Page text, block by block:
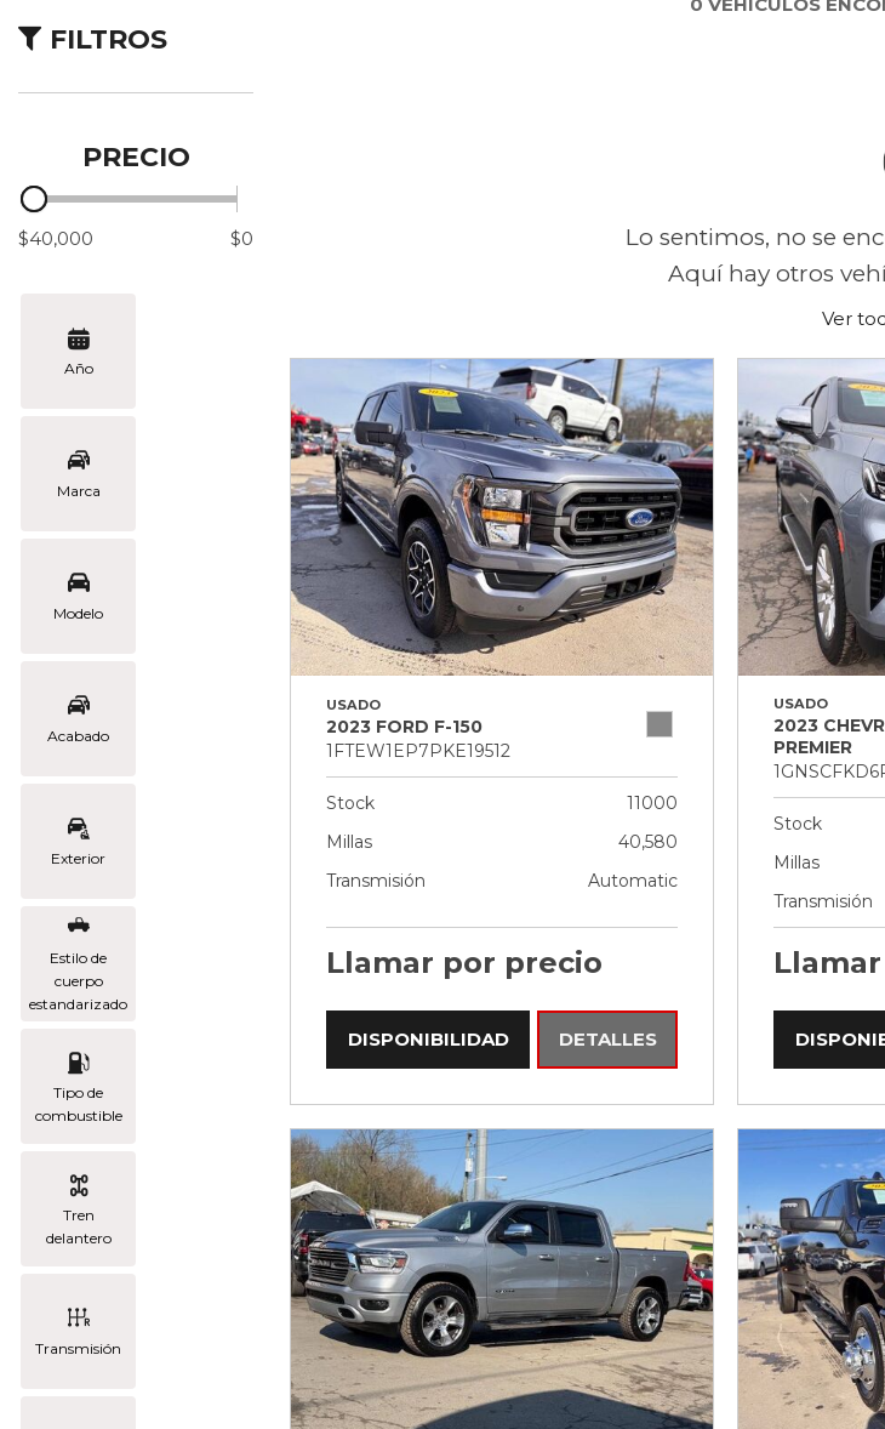
[2]
Híbridos & Eléctricos
FILTROS
PRECIO
$40,000 $0
Año
Marca
Modelo
Acabado
Exterior
Estilo de
cuerpo
estandarizado
Tipo de
combustible
Tren
delantero
Transmisión
Lo sentimos, no se
Aquí hay otros
Ver
USADO
2023 FORD F-150
1FTEW1EP7PKE19512
Stock
11000
Millas
40,580
Transmisión
Automatic
Llamar por precio
DISPONIBILIDAD DETALLES
USADO
2023
PREMIER
Stock
Millas
Transmisión